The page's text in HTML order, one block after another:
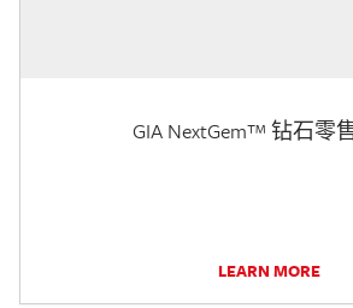
GIA NextGem™ 钻石零
LEARN MORE